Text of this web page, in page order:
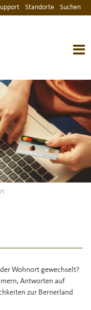
Standorte Suchen
Wohnort gewechselt?
Antworten auf
zur Bernerland